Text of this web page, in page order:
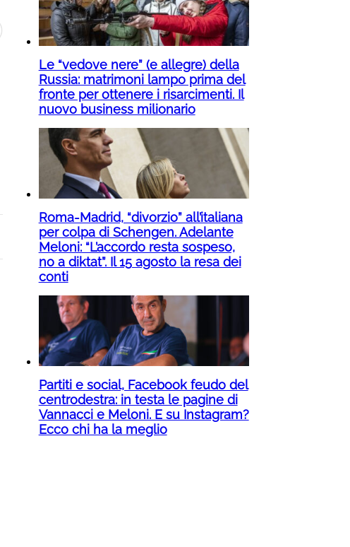
Le “vedove nere” (e allegre) della
Russia: matrimoni lampo prima del
fronte per ottenere i risarcimenti. Il
nuovo business milionario
Roma-Madrid, “divorzio” all’italiana
per colpa di Schengen. Adelante
Meloni: “L’accordo resta sospeso,
no a diktat”. Il 15 agosto la resa dei
conti
Partiti e social, Facebook feudo del
centrodestra: in testa le pagine di
Vannacci e Meloni. E su Instagram?
Ecco chi ha la meglio